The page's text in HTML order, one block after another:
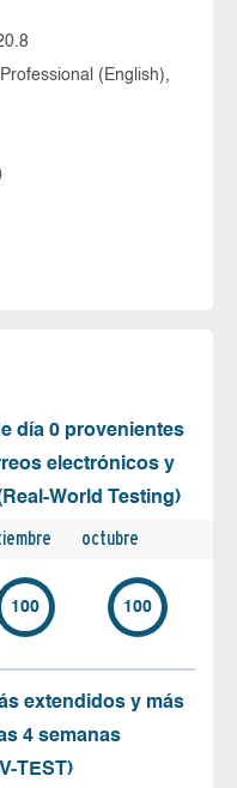
(English),
día 0 provenientes
electrónicos y
World Testing)
octubre
100 100
extendidos y más
4 semanas
TEST)